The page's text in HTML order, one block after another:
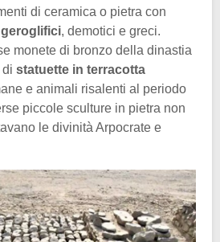
di ceramica o pietra con
geroglifici, demotici e greci.
monete di bronzo della dinastia
statuette in terracotta
e animali risalenti al periodo
piccole sculture in pietra non
le divinità Arpocrate e